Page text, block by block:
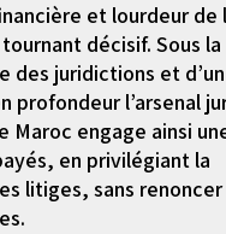
et lourdeur de
décisif. Sous la
des juridictions et d’un
profondeur l’arsenal
Maroc engage ainsi
en privilégiant la
litiges, sans renoncer